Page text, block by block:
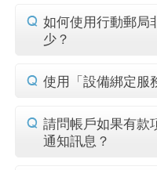
如何使用行動郵局
少？
使用「設備綁定服
請問帳戶如果有款
通知訊息？